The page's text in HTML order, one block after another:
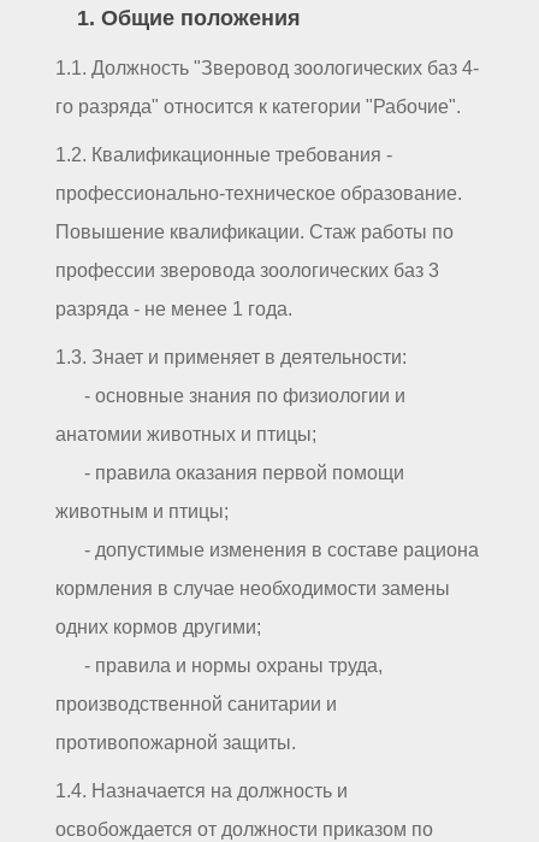
1. Общие положения
1.1. Должность "Зверовод зоологических баз 4-
го разряда" относится к категории "Рабочие".
1.2. Квалификационные требования -
профессионально-техническое образование.
Повышение квалификации. Стаж работы по
профессии зверовода зоологических баз 3
разряда - не менее 1 года.
1.3. Знает и применяет в деятельности:
- основные знания по физиологии и
анатомии животных и птицы;
- правила оказания первой помощи
животным и птицы;
- допустимые изменения в составе рациона
кормления в случае необходимости замены
одних кормов другими;
- правила и нормы охраны труда,
производственной санитарии и
противопожарной защиты.
1.4. Назначается на должность и
освобождается от должности приказом по